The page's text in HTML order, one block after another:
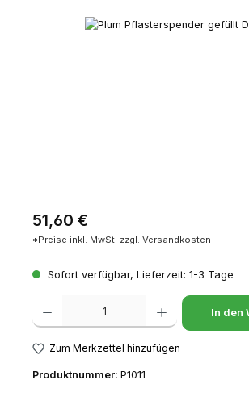
Bildergalerie überspringen
Regulärer Preis:
51,60 €
*Preise inkl. MwSt. zzgl. Versandkosten
Sofort verfügbar, Lieferzeit: 1-3 Tage
Produkt Anzahl: Gib den gewünschten Wert
In den
Zum Merkzettel hinzufügen
Produktnummer: P1011